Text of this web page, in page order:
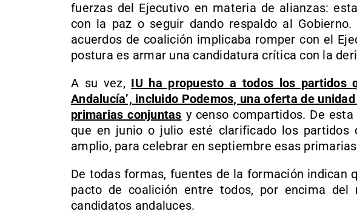
fuerzas del Ejecutivo en materia de alianzas:
con la paz o seguir dando respaldo al
acuerdos de coalición implicaba romper con el
postura es armar una candidatura crítica con la
A su vez, IU ha propuesto a todos los partidos
Andalucía’, incluido Podemos, una oferta de
primarias conjuntas y censo compartidos. De
que en junio o julio esté clarificado los partidos
amplio, para celebrar en septiembre esas
De todas formas, fuentes de la formación indican
pacto de coalición entre todos, por encima del
candidatos andaluces.